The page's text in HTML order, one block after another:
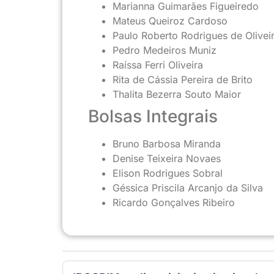
Marianna Guimarães Figueiredo
Mateus Queiroz Cardoso
Paulo Roberto Rodrigues de
Pedro Medeiros Muniz
Raíssa Ferri Oliveira
Rita de Cássia Pereira de Brito
Thalita Bezerra Souto Maior
Bolsas Integrais
Bruno Barbosa Miranda
Denise Teixeira Novaes
Elison Rodrigues Sobral
Géssica Priscila Arcanjo da Silva
Ricardo Gonçalves Ribeiro